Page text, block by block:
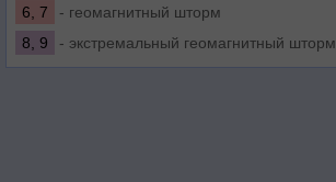
6, 7
- геомагнитный шторм
8, 9
- экстремальный геомагнитный шторм